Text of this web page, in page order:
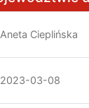
Aneta Cieplińska
2023-03-08